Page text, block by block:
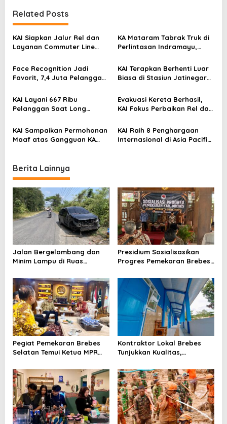
n
a
v
i
g
a
t
i
n
Related Posts
KAI Siapkan Jalur Rel dan
Layanan Commuter Line
Industri Batang
KA Mataram Tabrak Truk di
Perlintasan Indramayu,
Perjalanan Terganggu
Face Recognition Jadi
Favorit, 7,4 Juta Pelanggan
Tanpa Cetak Tiket
KAI Terapkan Berhenti Luar
Biasa di Stasiun Jatinegara,
2025
KAI Layani 667 Ribu
Pelanggan Saat Long
Evakuasi Kereta Berhasil,
KAI Fokus Perbaikan Rel dan
KAI Sampaikan Permohonan
Maaf atas Gangguan KA
KAI Raih 8 Penghargaan
Internasional di Asia Pacific
Berita Lainnya
Jalan Bergelombang dan
Minim Lampu di Ruas
Telan Korban, Innova
Hantam Pohon di
Bantarkawung
Presidium Sosialisasikan
Progres Pemekaran Brebes
Pansus DPRD Jateng Jadi
Tahap Berikutnya
Pegiat Pemekaran Brebes
Selatan Temui Ketua MPR
Dukungan Urus Berkas ke
Provinsi
Kontraktor Lokal Brebes
Tunjukkan Kualitas,
Negeri Brebes Rampung